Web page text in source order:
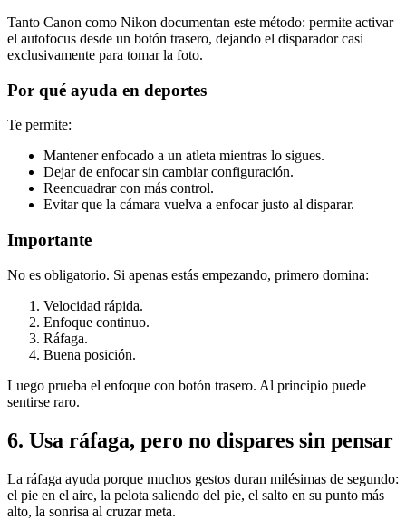
Tanto Canon como Nikon documentan este método: permite activar
el autofocus desde un botón trasero, dejando el disparador casi
exclusivamente para tomar la foto.
Por qué ayuda en deportes
Te permite:
Mantener enfocado a un atleta mientras lo sigues.
Dejar de enfocar sin cambiar configuración.
Reencuadrar con más control.
Evitar que la cámara vuelva a enfocar justo al disparar.
Importante
No es obligatorio. Si apenas estás empezando, primero domina:
Velocidad rápida.
Enfoque continuo.
Ráfaga.
Buena posición.
Luego prueba el enfoque con botón trasero. Al principio puede
sentirse raro.
6. Usa ráfaga, pero no dispares sin pensar
La ráfaga ayuda porque muchos gestos duran milésimas de segundo:
el pie en el aire, la pelota saliendo del pie, el salto en su punto más
alto, la sonrisa al cruzar meta.